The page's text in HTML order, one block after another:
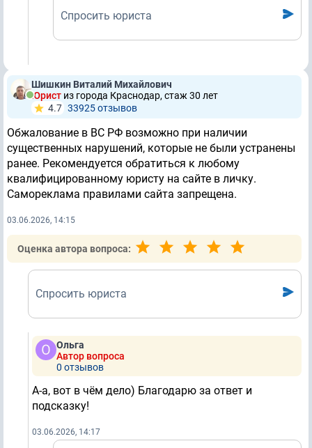
Спросить юриста
Шишкин Виталий Михайлович
Юрист из города Краснодар, стаж 30 лет
4.7 33925 отзывов
Обжалование в ВС РФ возможно при наличии
существенных нарушений, которые не были устранены
ранее. Рекомендуется обратиться к любому
квалифицированному юристу на сайте в личку.
Самореклама правилами сайта запрещена.
03.06.2026, 14:15
Оценка автора вопроса:
Спросить юриста
Ольга
Автор вопроса
0 отзывов
А-а, вот в чём дело) Благодарю за ответ и
подсказку!
03.06.2026, 14:17